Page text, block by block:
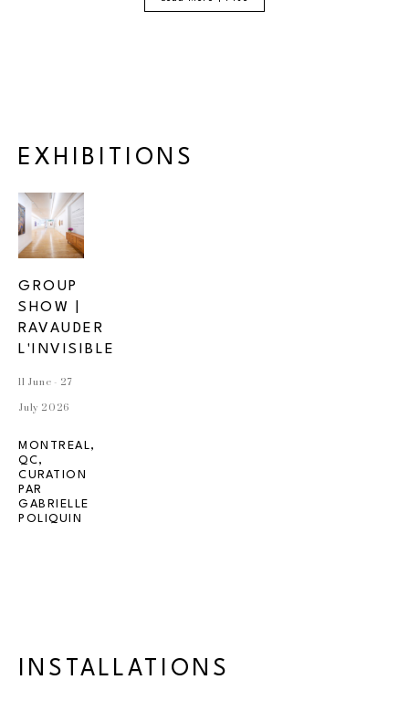
EXHIBITIONS
GROUP
SHOW |
RAVAUDER
L'INVISIBLE
11 June - 27
July 2026
MONTREAL,
QC,
CURATION
PAR
GABRIELLE
POLIQUIN
INSTALLATIONS